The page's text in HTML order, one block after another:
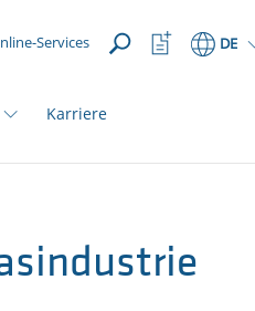
Services DE
Watchlist
Button
Karriere